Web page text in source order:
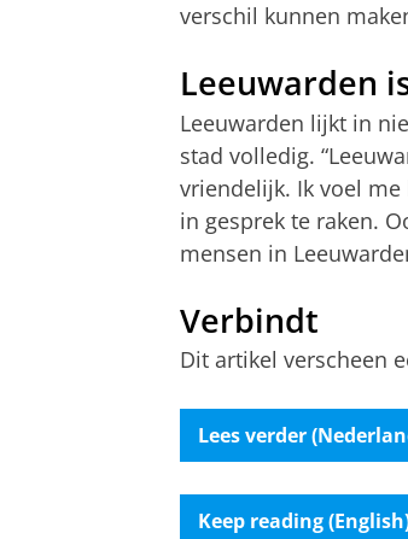
verschil kunnen
Leeuwarden
Leeuwarden lijkt in
stad volledig.
vriendelijk. Ik voel
in gesprek te raken.
mensen in
Verbindt
Dit artikel verscheen
Lees verder
Keep reading